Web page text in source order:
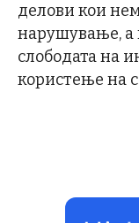
делови кои
нарушување, а
слободата на
користење на